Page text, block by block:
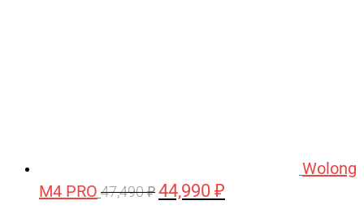
Wolong
M4 PRO 47,490₽ Первоначальная
44,990 ₽